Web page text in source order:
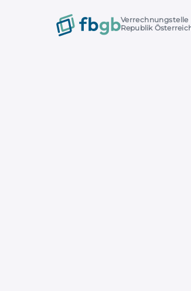
Verrechnungstelle
Republik